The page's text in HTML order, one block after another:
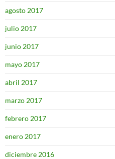
agosto 2017
julio 2017
junio 2017
mayo 2017
abril 2017
marzo 2017
febrero 2017
enero 2017
diciembre 2016